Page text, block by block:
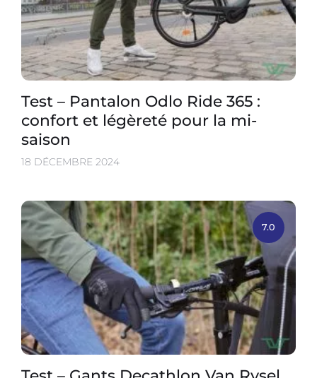
Test – Pantalon Odlo Ride 365 :
confort et légèreté pour la mi-
saison
18 DÉCEMBRE 2024
7.0